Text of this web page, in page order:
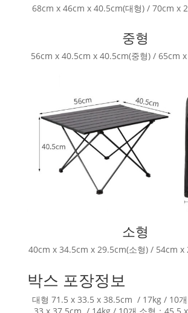
68cm x 46cm x 40.5cm(대형) / 70cm x
중형
56cm x 40.5cm x 40.5cm(중형) / 65cm
소형
40cm x 34.5cm x 29.5cm(소형) / 54cm x
박스 포장정보
대형 71.5 x 33.5 x 38.5cm / 17kg / 10